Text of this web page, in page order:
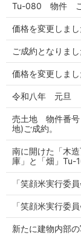
Tu-080 物件 ご
価格を変更しま
ご成約となりま
価格を変更しま
令和八年 元旦
売土地 物件番号
地)ご成約。
南に開けた「木
庫」と「畑」Tu-
「笑顔米実行委
「笑顔米実行委
新たに建物内部